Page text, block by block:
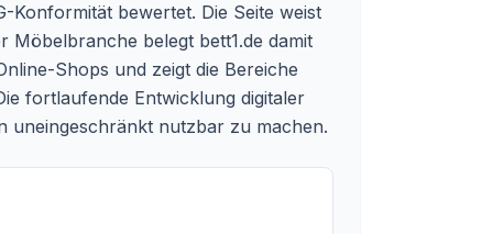
Konformität bewertet. Die Seite weist
belegt bett1.de damit
Shops und zeigt die Bereiche
fortlaufende Entwicklung digitaler
uneingeschränkt nutzbar zu machen.